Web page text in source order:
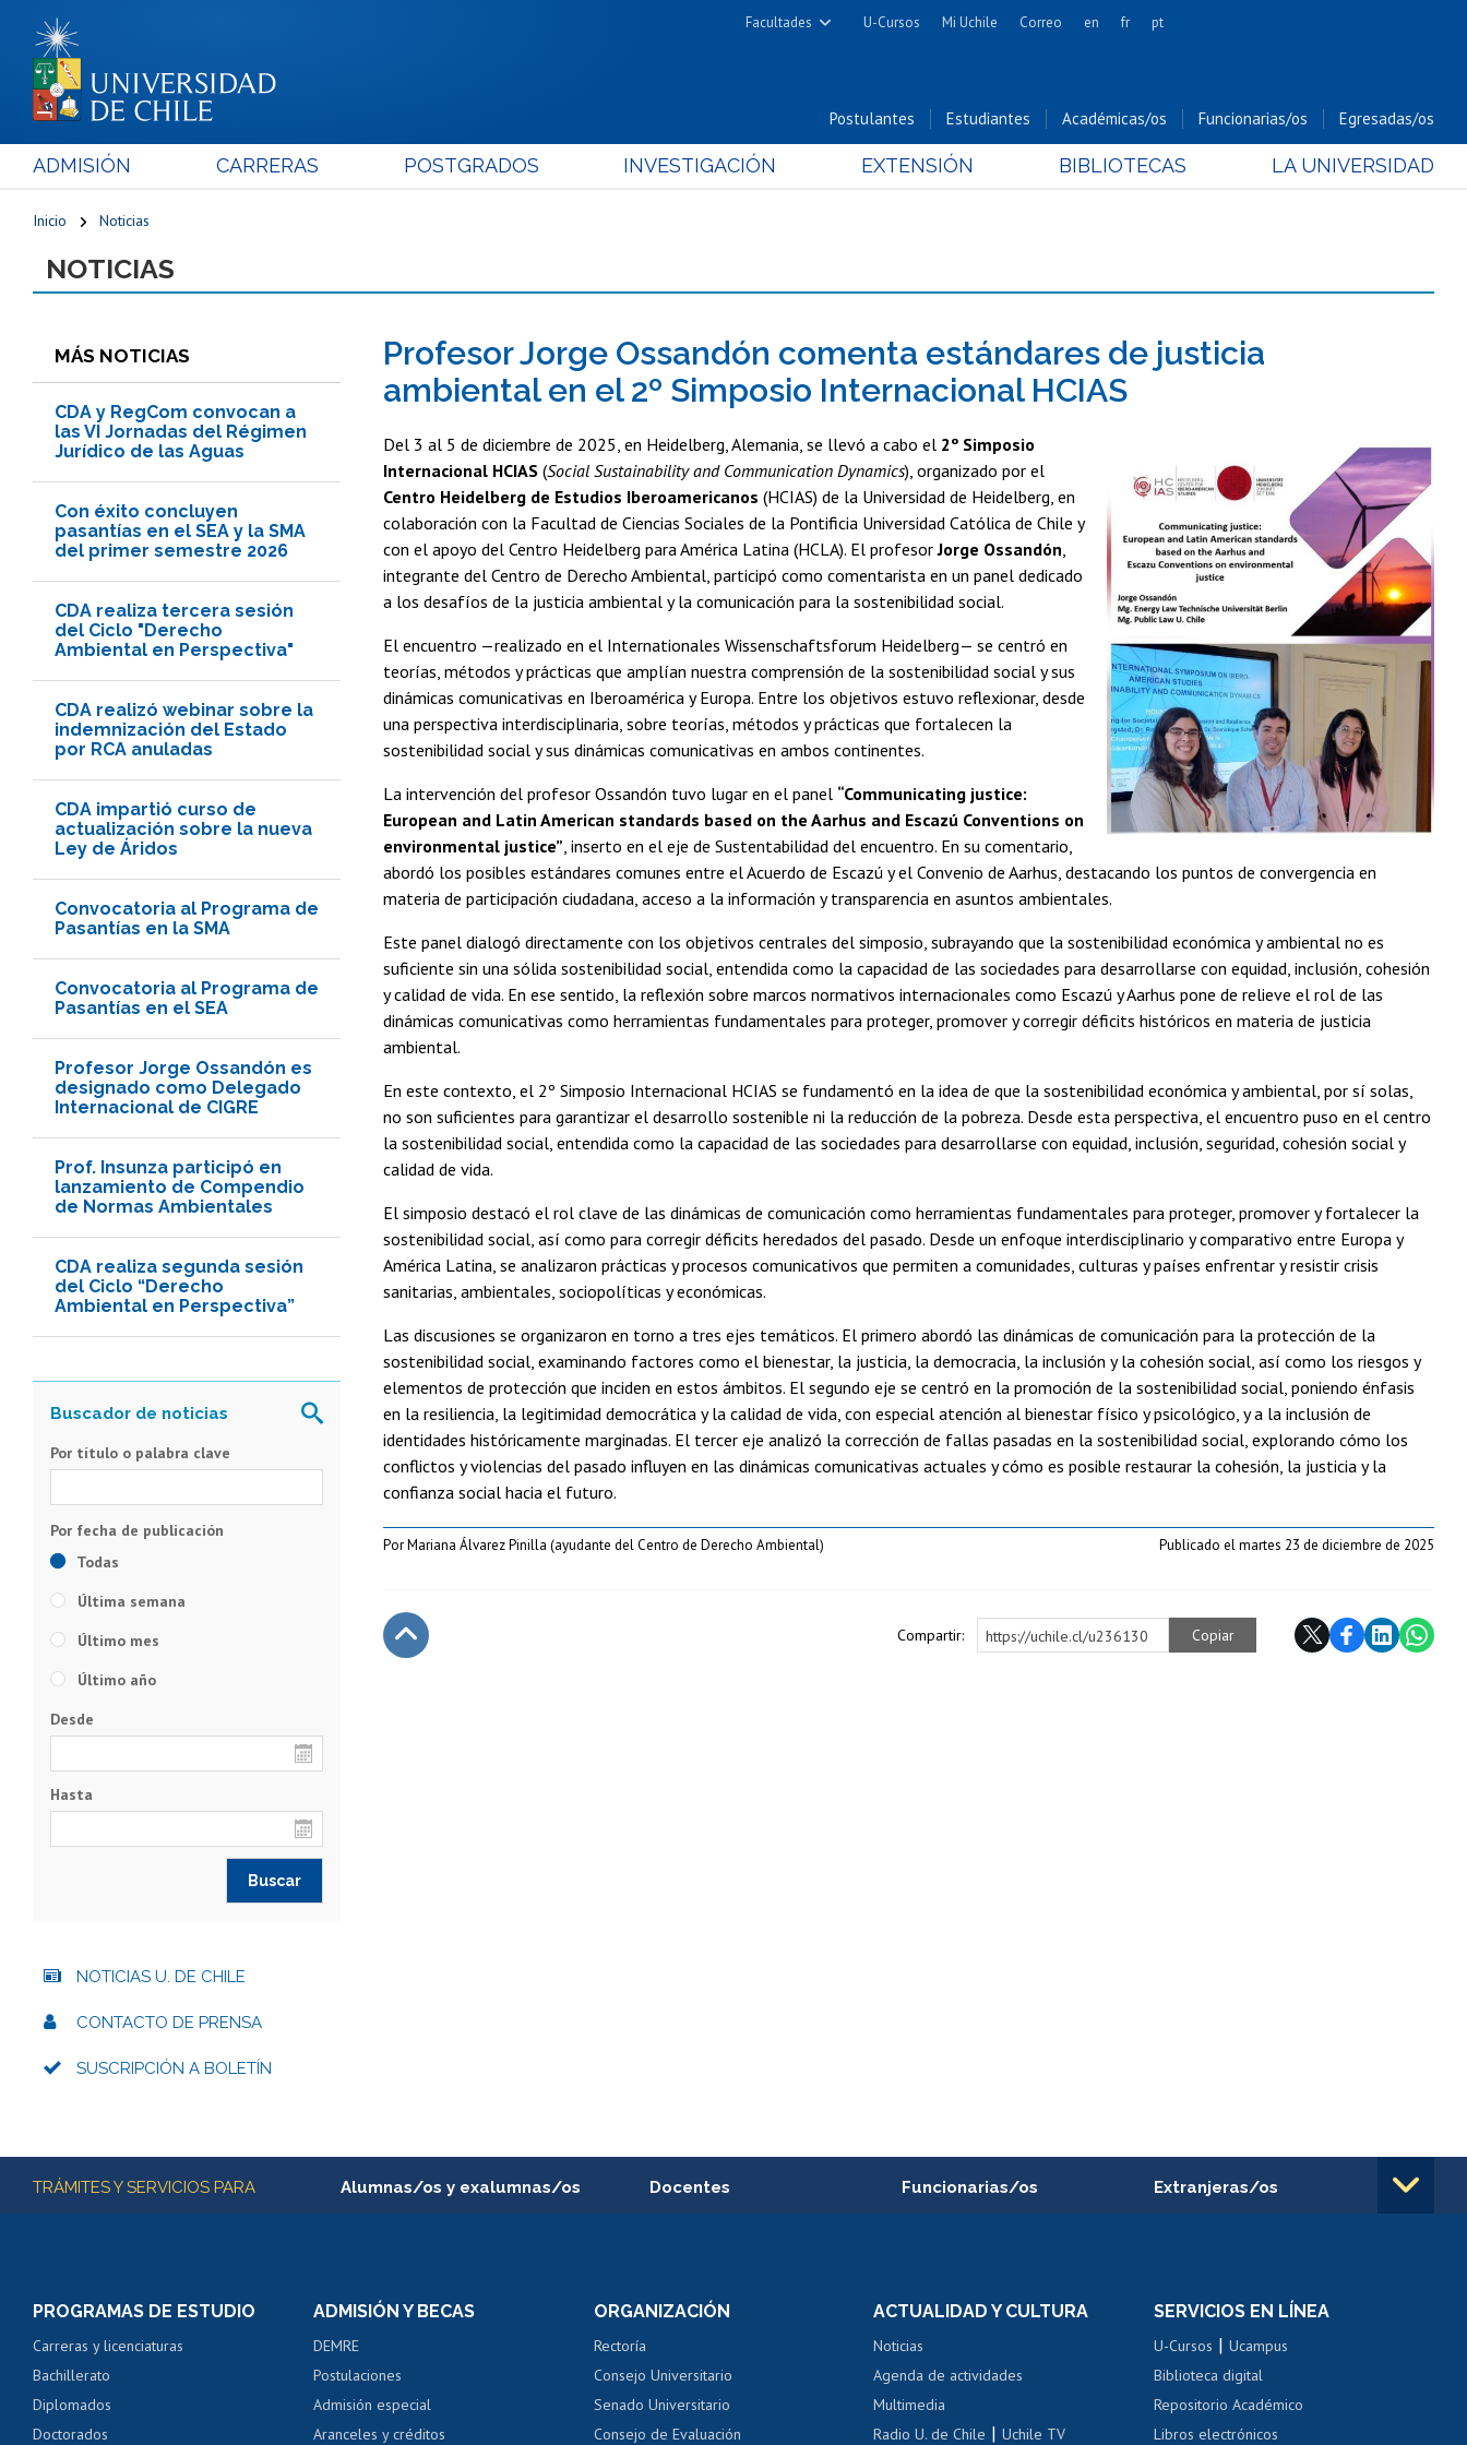
Facultades
Cs. Físicas y Matemáticas
Cs. Forestales y Conservación
Cs. Químicas y Farmacéuticas
Cs. Sociales
Estudios Avanzados en Educación
Estudios Internacionales
Nutrición y Tecnología de
Bachillerato
U-Cursos Mi Uchile Correo en fr pt
Postulantes Estudiantes Académicas/os Funcionarias/os Egresadas/os
ADMISIÓN CARRERAS POSTGRADOS INVESTIGACIÓN EXTENSIÓN BIBLIOTECAS LA UNIVERSIDAD
Inicio Noticias
NOTICIAS
MÁS NOTICIAS
CDA y RegCom convocan a
las VI Jornadas del Régimen
Jurídico de las Aguas
Con éxito concluyen
pasantías en el SEA y la SMA
del primer semestre 2026
CDA realiza tercera sesión
del Ciclo "Derecho
Ambiental en Perspectiva"
CDA realizó webinar sobre la
indemnización del Estado
por RCA anuladas
CDA impartió curso de
actualización sobre la nueva
Ley de Áridos
Convocatoria al Programa de
Pasantías en la SMA
Convocatoria al Programa de
Pasantías en el SEA
Profesor Jorge Ossandón es
designado como Delegado
Internacional de CIGRE
Prof. Insunza participó en
lanzamiento de Compendio
de Normas Ambientales
CDA realiza segunda sesión
del Ciclo “Derecho
Ambiental en Perspectiva”
Profesor Jorge Ossandón comenta estándares de justicia
ambiental en el 2º Simposio Internacional HCIAS
Del 3 al 5 de diciembre de 2025, en Heidelberg, Alemania, se llevó a cabo el 2º Simposio
Internacional HCIAS (Social Sustainability and Communication Dynamics), organizado por el
Centro Heidelberg de Estudios Iberoamericanos (HCIAS) de la Universidad de Heidelberg, en
colaboración con la Facultad de Ciencias Sociales de la Pontificia Universidad Católica de Chile y
con el apoyo del Centro Heidelberg para América Latina (HCLA). El profesorJorge Ossandón
integrante del Centro de Derecho Ambiental, participó como comentarista en un panel dedicado
a los desafíos de la justicia ambiental y la comunicación para la sostenibilidad social.
El encuentro —realizado en el Internationales Wissenschaftsforum Heidelberg— se centró en
teorías, métodos y prácticas que amplían nuestra comprensión de la sostenibilidad social y sus
dinámicas comunicativas en Iberoamérica y Europa. Entre los objetivos estuvo reflexionar, desde
una perspectiva interdisciplinaria, sobre teorías, métodos y prácticas que fortalecen la
sostenibilidad social y sus dinámicas comunicativas en ambos continentes.
La intervención del profesor Ossandón tuvo lugar en el panel “Communicating justice:
European and Latin American standards based on the Aarhus and Escazú Conventions on
environmental justice” , inserto en el eje de Sustentabilidad del encuentro. En su comentario,
abordó los posibles estándares comunes entre el Acuerdo de Escazú y el Convenio de Aarhus, destacando los puntos de convergencia en
materia de participación ciudadana, acceso a la información y transparencia en asuntos ambientales.
Este panel dialogó directamente con los objetivos centrales del simposio, subrayando que la sostenibilidad económica y ambiental no es
suficiente sin una sólida sostenibilidad social, entendida como la capacidad de las sociedades para desarrollarse con equidad, inclusión, cohesión
y calidad de vida. En ese sentido, la reflexión sobre marcos normativos internacionales como Escazú y Aarhus pone de relieve el rol de las
dinámicas comunicativas como herramientas fundamentales para proteger, promover y corregir déficits históricos en materia de justicia
ambiental.
En este contexto, el 2º Simposio Internacional HCIAS se fundamentó en la idea de que la sostenibilidad económica y ambiental, por sí solas,
no son suficientes para garantizar el desarrollo sostenible ni la reducción de la pobreza. Desde esta perspectiva, el encuentro puso en el centro
la sostenibilidad social, entendida como la capacidad de las sociedades para desarrollarse con equidad, inclusión, seguridad, cohesión social y
calidad de vida.
El simposio destacó el rol clave de las dinámicas de comunicación como herramientas fundamentales para proteger, promover y fortalecer la
sostenibilidad social, así como para corregir déficits heredados del pasado. Desde un enfoque interdisciplinario y comparativo entre Europa y
América Latina, se analizaron prácticas y procesos comunicativos que permiten a comunidades, culturas y países enfrentar y resistir crisis
sanitarias, ambientales, sociopolíticas y económicas.
Las discusiones se organizaron en torno a tres ejes temáticos. El primero abordó las dinámicas de comunicación para la protección de la
sostenibilidad social, examinando factores como el bienestar, la justicia, la democracia, la inclusión y la cohesión social, así como los riesgos y
elementos de protección que inciden en estos ámbitos. El segundo eje se centró en la promoción de la sostenibilidad social, poniendo énfasis
en la resiliencia, la legitimidad democrática y la calidad de vida, con especial atención al bienestar físico y psicológico, y a la inclusión de
identidades históricamente marginadas. El tercer eje analizó la corrección de fallas pasadas en la sostenibilidad social, explorando cómo los
conflictos y violencias del pasado influyen en las dinámicas comunicativas actuales y cómo es posible restaurar la cohesión, la justicia y la
confianza social hacia el futuro.
Por Mariana Álvarez Pinilla (ayudante del Centro de Derecho Ambiental) Publicado el martes 23 de diciembre de 2025
Compartir: https://uchile.cl/u236130 Copiar
Por título o palabra clave
Todas
Última semana
Último mes
Último año
Desde
Hasta
NOTICIAS U. DE CHILE
CONTACTO DE PRENSA
SUSCRIPCIÓN A BOLETÍN
Más información
TRÁMITES Y SERVICIOS PARA Alumnas/os y exalumnas/os
Servicio médico y dental
Pago de arancel y crédito alumnos
Pago de arancel y crédito exalumnos
Docentes
Perfeccionamiento
Evaluación docente
Calificación académica
Postulación al AUCAI
Funcionarias/os
Portal de movilidad interna
Certificado de renta
Certificado de renta
Extranjeras/os
Cursos de español
PROGRAMAS DE ESTUDIO
Carreras y licenciaturas
Bachillerato
Diplomados
Doctorados
ADMISIÓN Y BECAS
DEMRE
Postulaciones
Admisión especial
Aranceles y créditos
ORGANIZACIÓN
Rectoría
Consejo Universitario
Senado Universitario
Consejo de Evaluación
ACTUALIDAD Y CULTURA
Noticias
Agenda de actividades
Multimedia
Radio U. de Chile |Uchile TV
SERVICIOS EN LÍNEA
U-Cursos |Ucampus
Biblioteca digital
Repositorio Académico
Libros electrónicos